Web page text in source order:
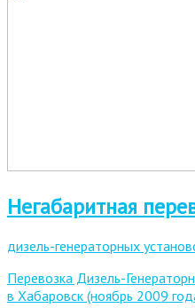
Негабаритная
дизель-генераторных
Перевозка Дизель-
в Хабаровск (ноябрь 2009